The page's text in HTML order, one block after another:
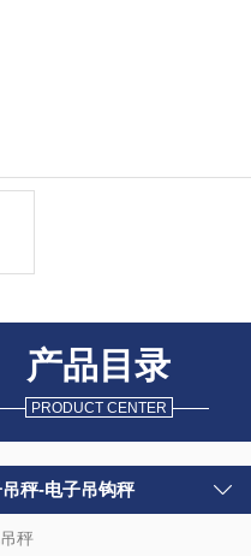
产品目录
PRODUCT CENTER
秤-电子吊钩秤
秤